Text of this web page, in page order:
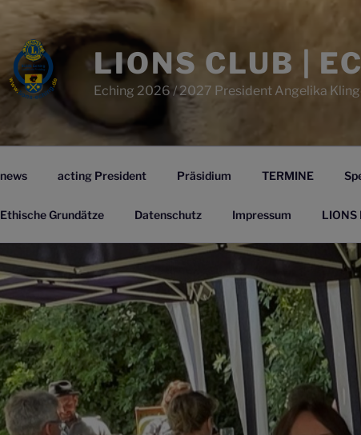
LIONS CLUB |
Eching 2026 / 2027 President Angelika
news acting President Präsidium TERMINE
Ethische Grundätze Datenschutz Impressum LIONS